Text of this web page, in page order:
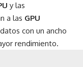
y las
a las GPU
con un ancho
rendimiento.